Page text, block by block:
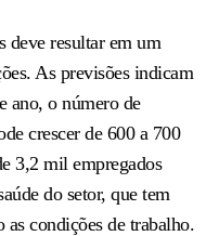
deve resultar em um
As previsões indicam
ano, o número de
crescer de 600 a 700
3,2 mil empregados
do setor, que tem
as condições de trabalho.